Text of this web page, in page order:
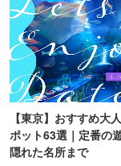
【東京】おすすめ大
ポット63選｜定番の
隠れた名所まで